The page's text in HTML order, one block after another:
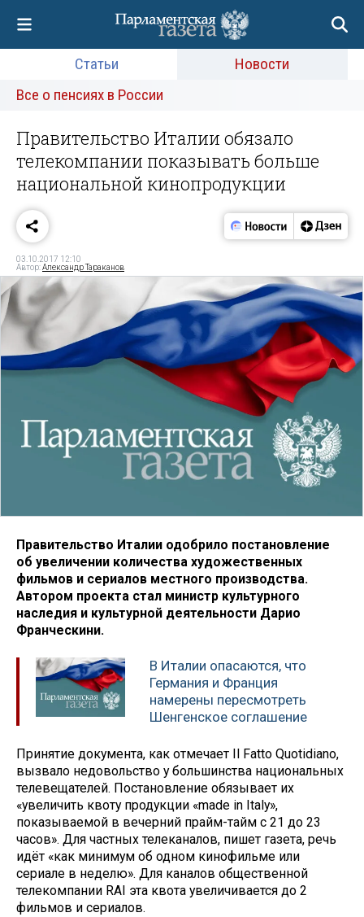
Статьи
Новости
Все о пенсиях в России
Правительство Италии обязало
телекомпании показывать больше
национальной кинопродукции
03.10.2017 12:10
Автор:Александр Тараканов
Правительство Италии одобрило постановление
об увеличении количества художественных
фильмов и сериалов местного производства.
Автором проекта стал министр культурного
наследия и культурной деятельности Дарио
Франческини.
В Италии опасаются, что
Германия и Франция
намерены пересмотреть
Шенгенское соглашение
Принятие документа, как отмечает Il Fatto Quotidiano,
вызвало недовольство у большинства национальных
телевещателей. Постановление обязывает их
«увеличить квоту продукции «made in Italy»,
показываемой в вечерний прайм-тайм с 21 до 23
часов». Для частных телеканалов, пишет газета, речь
идёт «как минимум об одном кинофильме или
сериале в неделю». Для каналов общественной
телекомпании RAI эта квота увеличивается до 2
фильмов и сериалов.